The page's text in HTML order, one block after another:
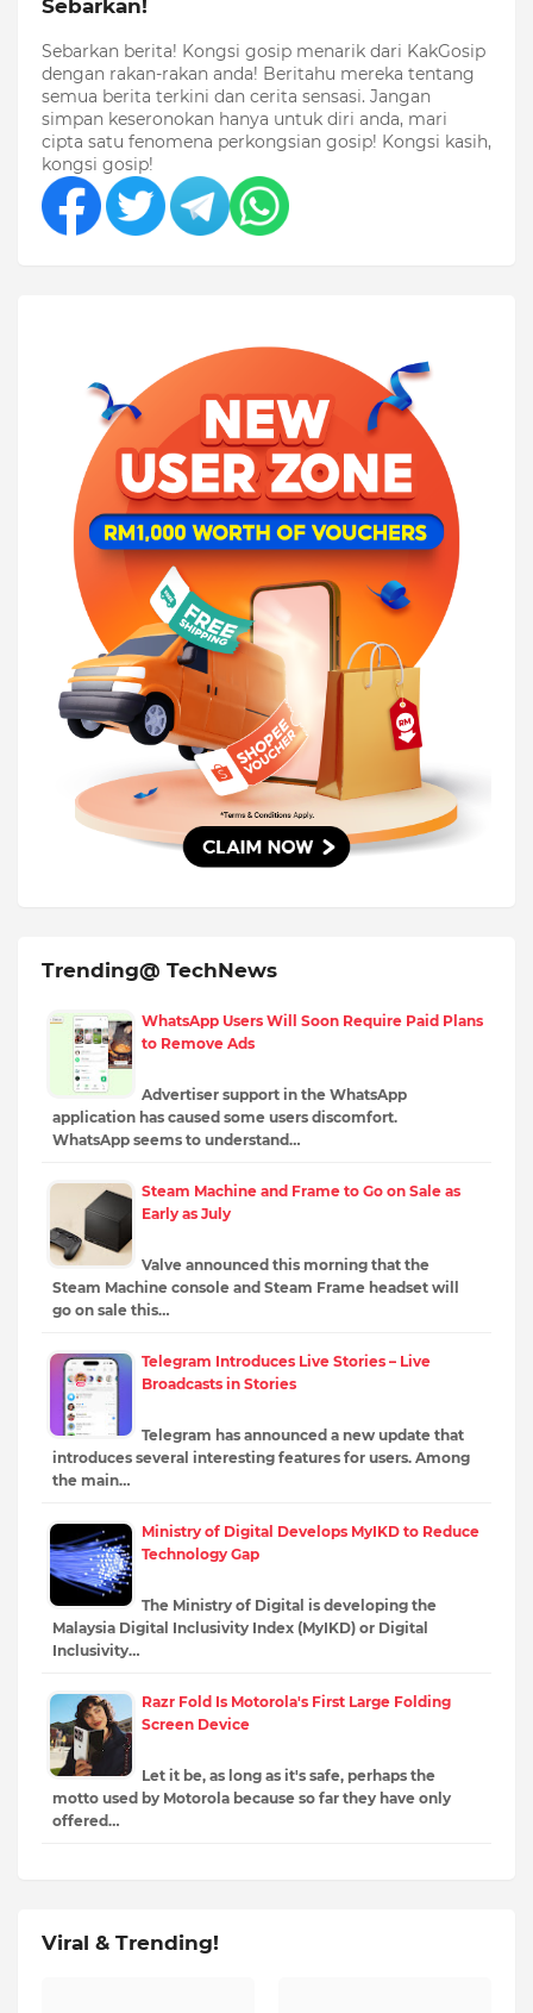
Sebarkan!
Sebarkan berita! Kongsi gosip menarik dari KakGosip
dengan rakan-rakan anda! Beritahu mereka tentang
semua berita terkini dan cerita sensasi. Jangan
simpan keseronokan hanya untuk diri anda, mari
cipta satu fenomena perkongsian gosip! Kongsi kasih,
kongsi gosip!
Trending@ TechNews
WhatsApp Users Will Soon Require Paid Plans
to Remove Ads
Advertiser support in the WhatsApp
application has caused some users discomfort.
WhatsApp seems to understand…
Steam Machine and Frame to Go on Sale as
Early as July
Valve announced this morning that the
Steam Machine console and Steam Frame headset will
go on sale this…
Telegram Introduces Live Stories – Live
Broadcasts in Stories
Telegram has announced a new update that
introduces several interesting features for users. Among
the main…
Ministry of Digital Develops MyIKD to Reduce
Technology Gap
The Ministry of Digital is developing the
Malaysia Digital Inclusivity Index (MyIKD) or Digital
Inclusivity…
Razr Fold Is Motorola's First Large Folding
Screen Device
Let it be, as long as it's safe, perhaps the
motto used by Motorola because so far they have only
offered…
Viral & Trending!